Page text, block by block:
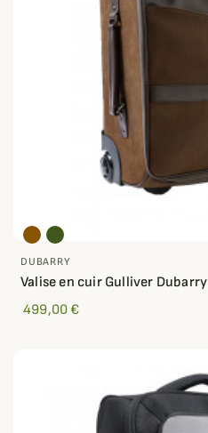
DUBARRY
Valise en cuir Gulliver Dubarry
499,00 €